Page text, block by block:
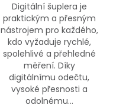
Digitální šuplera je
praktickým a přesným
nástrojem pro každého,
kdo vyžaduje rychlé,
spolehlivé a přehledné
měření. Díky
digitálnímu odečtu,
vysoké přesnosti a
odolnému...